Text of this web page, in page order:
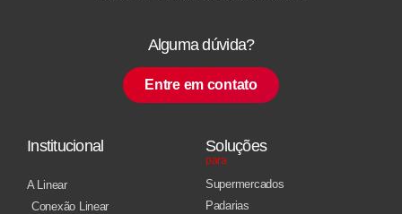
Alguma dúvida?
Entre em contato
Institucional
A Linear
Conexão Linear
Soluções
para
Supermercados
Padarias